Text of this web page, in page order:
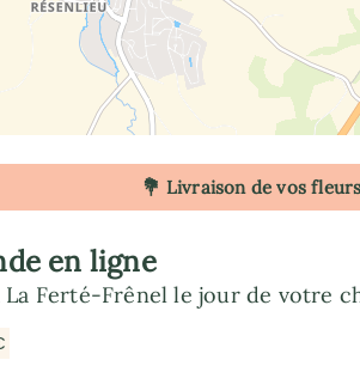
💐 Livraison de vos
en ligne
Ferté-Frênel le jour de votre